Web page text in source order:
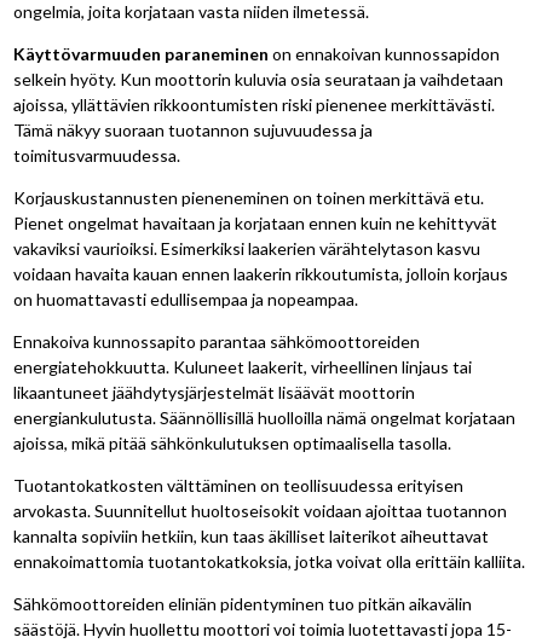
ongelmia, joita korjataan vasta niiden ilmetessä.
Käyttövarmuuden paraneminen on ennakoivan kunnossapidon
selkein hyöty. Kun moottorin kuluvia osia seurataan ja vaihdetaan
ajoissa, yllättävien rikkoontumisten riski pienenee merkittävästi.
Tämä näkyy suoraan tuotannon sujuvuudessa ja
toimitusvarmuudessa.
Korjauskustannusten pieneneminen on toinen merkittävä etu.
Pienet ongelmat havaitaan ja korjataan ennen kuin ne kehittyvät
vakaviksi vaurioiksi. Esimerkiksi laakerien värähtelytason kasvu
voidaan havaita kauan ennen laakerin rikkoutumista, jolloin korjaus
on huomattavasti edullisempaa ja nopeampaa.
Ennakoiva kunnossapito parantaa sähkömoottoreiden
energiatehokkuutta. Kuluneet laakerit, virheellinen linjaus tai
likaantuneet jäähdytysjärjestelmät lisäävät moottorin
energiankulutusta. Säännöllisillä huolloilla nämä ongelmat korjataan
ajoissa, mikä pitää sähkönkulutuksen optimaalisella tasolla.
Tuotantokatkosten välttäminen on teollisuudessa erityisen
arvokasta. Suunnitellut huoltoseisokit voidaan ajoittaa tuotannon
kannalta sopiviin hetkiin, kun taas äkilliset laiterikot aiheuttavat
ennakoimattomia tuotantokatkoksia, jotka voivat olla erittäin kalliita.
Sähkömoottoreiden eliniän pidentyminen tuo pitkän aikavälin
säästöjä. Hyvin huollettu moottori voi toimia luotettavasti jopa 15-